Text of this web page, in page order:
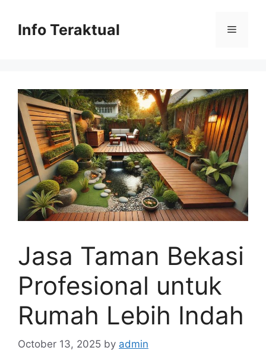
contentInfo Teraktual Menu
Jasa Taman Bekasi
Profesional untuk
Rumah Lebih Indah
October 13, 2025 by admin